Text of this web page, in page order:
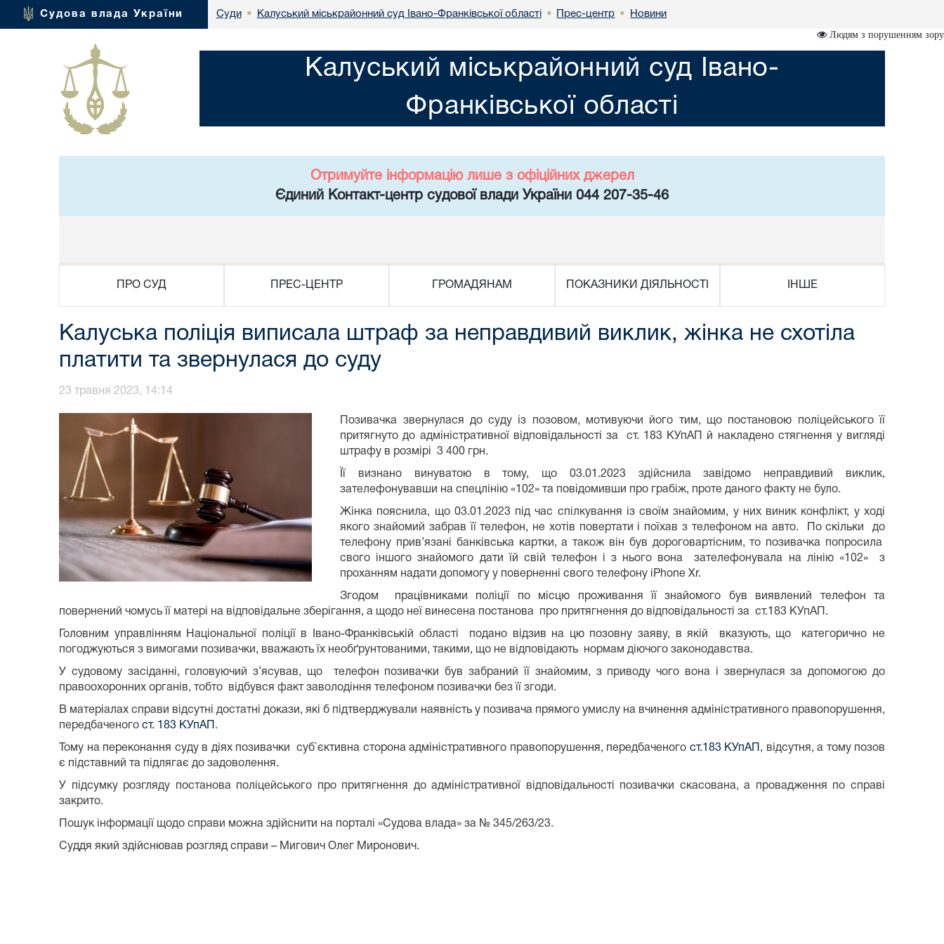
Судова влада України Суди • Калуський міськрайонний суд Івано-Франківської області • Прес-центр • Новини
Людям з порушенням зору
Калуський міськрайонний суд Івано-
Франківської області
Отримуйте інформацію лише з офіційних джерел
Єдиний Контакт-центр судової влади України 044 207-35-46
ПРО СУД ПРЕС-ЦЕНТР ГРОМАДЯНАМ ПОКАЗНИКИ ДІЯЛЬНОСТІ ІНШЕ
Калуська поліція виписала штраф за неправдивий виклик, жінка не схотіла
платити та звернулася до суду
23 травня 2023, 14:14
Позивачка звернулася до суду із позовом, мотивуючи його тим, що постановою поліцейського її
притягнуто до адміністративної відповідальності за ст. 183 КУпАП й накладено стягнення у вигляді
штрафу в розмірі 3 400 грн.
Її визнано винуватою в тому, що 03.01.2023 здійснила завідомо неправдивий виклик,
зателефонувавши на спецлінію «102» та повідомивши про грабіж, проте даного факту не було.
Жінка пояснила, що 03.01.2023 під час спілкування із своїм знайомим, у них виник конфлікт, у ході
якого знайомий забрав її телефон, не хотів повертати і поїхав з телефоном на авто. По скільки до
телефону прив’язані банківська картки, а також він був дороговартісним, то позивачка попросила
свого іншого знайомого дати їй свій телефон і з нього вона зателефонувала на лінію «102» з
проханням надати допомогу у поверненні свого телефону іPhone Xr.
Згодом працівниками поліції по місцю проживання її знайомого був виявлений телефон та
повернений чомусь її матері на відповідальне зберігання, а щодо неї винесена постанова про притягнення до відповідальності за ст.183 КУпАП.
Головним управлінням Національної поліції в Івано-Франківській області подано відзив на цю позовну заяву, в якій вказують, що категорично не
погоджуються з вимогами позивачки, вважають їх необґрунтованими, такими, що не відповідають нормам діючого законодавства.
У судовому засіданні, головуючий з’ясував, що телефон позивачки був забраний її знайомим, з приводу чого вона і звернулася за допомогою до
правоохоронних органів, тобто відбувся факт заволодіння телефоном позивачки без її згоди.
В матеріалах справи відсутні достатні докази, які б підтверджували наявність у позивача прямого умислу на вчинення адміністративного правопорушення,
передбаченого ст. 183 КУпАП .
Тому на переконання суду в діях позивачки суб`єктивна сторона адміністративного правопорушення, передбаченого ст.183 КУпАП , відсутня, а тому позов
є підставний та підлягає до задоволення.
У підсумку розгляду постанова поліцейського про притягнення до адміністративної відповідальності позивачки скасована, а провадження по справі
закрито.
Пошук інформації щодо справи можна здійснити на порталі «Судова влада» за № 345/263/23.
Суддя який здійснював розгляд справи – Мигович Олег Миронович.